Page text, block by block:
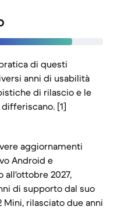
di questi
anni di usabilità
di rilascio e le
[1]
aggiornamenti
Android e
all'ottobre 2027,
di supporto dal suo
Mini, rilasciato due anni